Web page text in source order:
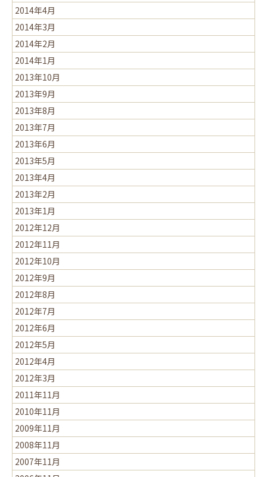
2014年4月
2014年3月
2014年2月
2014年1月
2013年10月
2013年9月
2013年8月
2013年7月
2013年6月
2013年5月
2013年4月
2013年2月
2013年1月
2012年12月
2012年11月
2012年10月
2012年9月
2012年8月
2012年7月
2012年6月
2012年5月
2012年4月
2012年3月
2011年11月
2010年11月
2009年11月
2008年11月
2007年11月